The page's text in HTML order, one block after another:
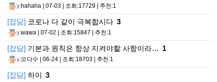
hahaha | 07-03 | 조회:17729 | 추천:1
[잡담] 코로나 다 같이 극복합시다 3
wawa | 07-02 | 조회:15847 | 추천:1
[잡담] 기본과 원칙은 항상 지켜야할 사항이라… 1
오다수 | 06-24 | 조회:18703 | 추천:1
[잡담] 하이 3